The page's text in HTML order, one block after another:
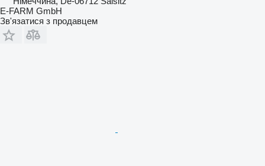
E-FARM GmbH
Зв'язатися з продавцем